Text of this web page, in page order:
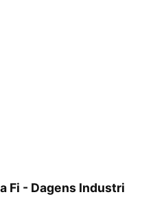
Fi - Dagens Industri